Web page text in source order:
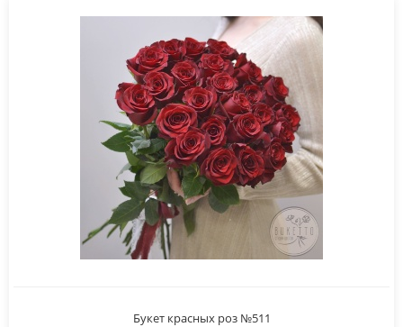
Букет красных роз №511